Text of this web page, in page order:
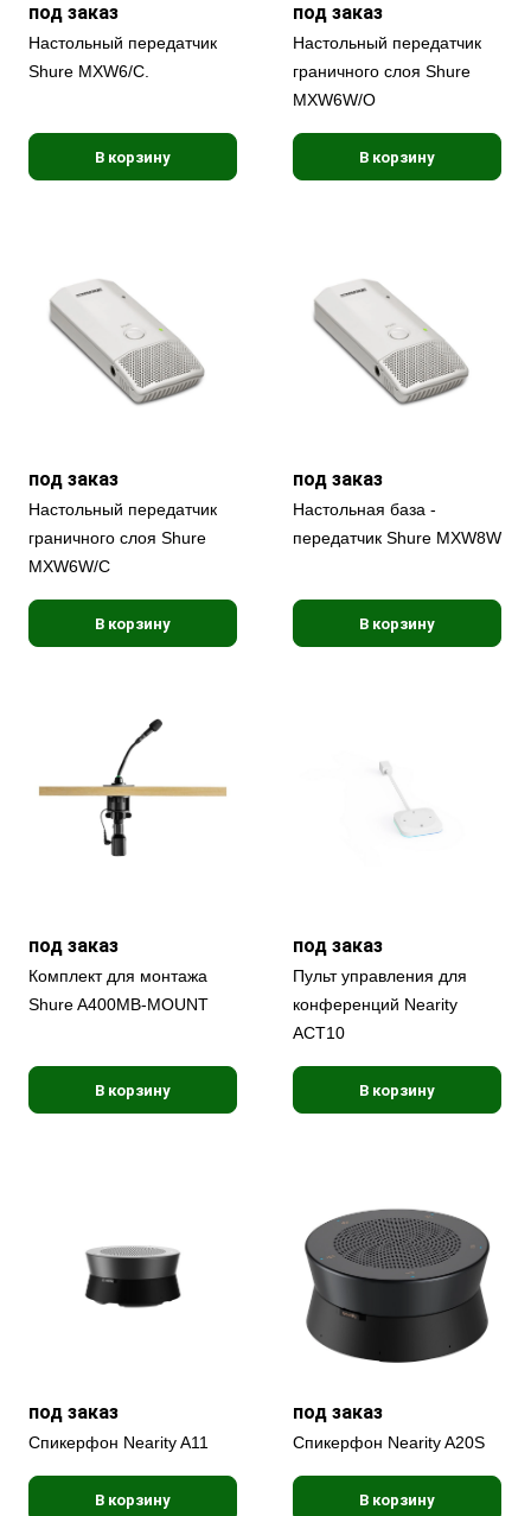
под заказ
Настольный передатчик
Shure MXW6/C.
В корзину
под заказ
Настольный передатчик
граничного слоя Shure
MXW6W/O
В корзину
под заказ
Настольный передатчик
граничного слоя Shure
MXW6W/C
В корзину
под заказ
Настольная база -
передатчик Shure MXW8W
В корзину
под заказ
Комплект для монтажа
Shure A400MB-MOUNT
В корзину
под заказ
Пульт управления для
конференций Nearity
ACT10
В корзину
под заказ
Спикерфон Nearity A11
В корзину
под заказ
Спикерфон Nearity A20S
В корзину